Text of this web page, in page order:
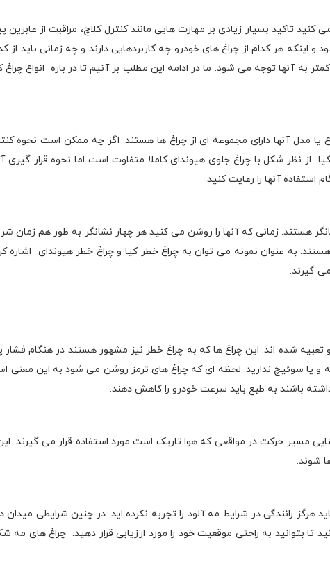
تاکید بسیار زیادی بر مهارت هایی مانند کنترل کلاچ، مراقبت از عابرین
اینکه هر کدام از چراغ های خودرو چه کاربردهایی دارند و چه زمانی باید از
آنها توجه می شود. ما در ادامه این مطلب بر آنیم تا در باره انواع چراغ
یا مدل آنها دارای مجموعه ای از چراغ ها هستند. اگر چه ممکن است نحوه
از نظر شکل با چراغ جلوی هیوندای کاملا متفاوت است اما نحوه قرار
استفاده آنها را رعایت کنید.
هستند. زمانی که آنها را روشن می کنید هر چهار نشانگر به طور هم
به عنوان نمونه می توان به چراغ خطر کیا و چراغ خطر هیوندای اشاره
گیرند.
شده اند. این چراغ ها که به چراغ خطر نیز مشهور هستند در هنگام
و یا سوئیچ ندارید. لحظه ای که چراغ های ترمز روشن می شود به این
باشند به طبع باید سرعت خودرو را کاهش دهند.
مسیر حرکت در مواقعی که هوا تاریک است مورد استفاده قرار می گیرند. این
شوند.
هرگز رانندگی در شرایط مه آلود را تجربه نکرده اید. در چنین شرایطی